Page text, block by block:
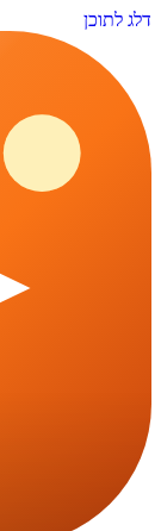
דלג לתוכן